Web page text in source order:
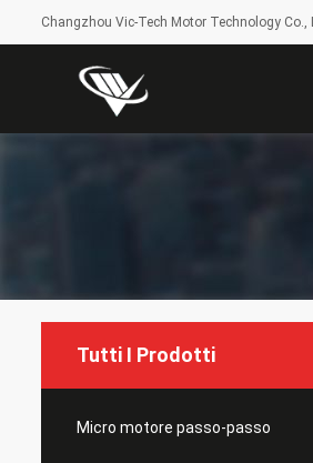
Changzhou Vic-Tech Motor Technology Co.,
Tutti I Prodotti
Micro motore passo-passo